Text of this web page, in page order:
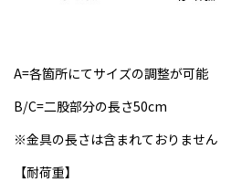
A=各箇所にてサイズの調整が可能
B/C=二股部分の長さ50cm
※金具の長さは含まれておりません
【耐荷重】